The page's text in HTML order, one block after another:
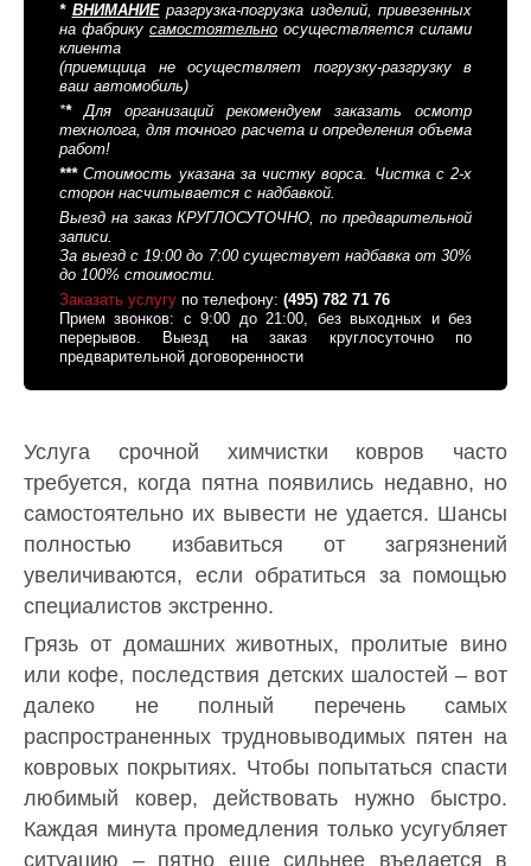
* ВНИМАНИЕразгрузка-погрузка изделий, привезенных
на фабрику самостоятельно осуществляется силами
клиента
(приемщица не осуществляет погрузку-разгрузку в
ваш автомобиль)
**Для организаций рекомендуем заказать осмотр
технолога, для точного расчета и определения объема
работ!
***Стоимость указана за чистку ворса. Чистка с 2-х
сторон насчитывается с надбавкой.
Выезд на заказ КРУГЛОСУТОЧНО, по предварительной
записи.
За выезд с 19:00 до 7:00 существует надбавка от 30%
до 100% стоимости.
Заказать услугу по телефону: (495) 782 71 76
Прием звонков: с 9:00 до 21:00, без выходных и без
перерывов. Выезд на заказ круглосуточно по
предварительной договоренности
Услуга срочной химчистки ковров часто
требуется, когда пятна появились недавно, но
самостоятельно их вывести не удается. Шансы
полностью избавиться от загрязнений
увеличиваются, если обратиться за помощью
специалистов экстренно.
Грязь от домашних животных, пролитые вино
или кофе, последствия детских шалостей – вот
далеко не полный перечень самых
распространенных трудновыводимых пятен на
ковровых покрытиях. Чтобы попытаться спасти
любимый ковер, действовать нужно быстро.
Каждая минута промедления только усугубляет
ситуацию – пятно еще сильнее въедается в